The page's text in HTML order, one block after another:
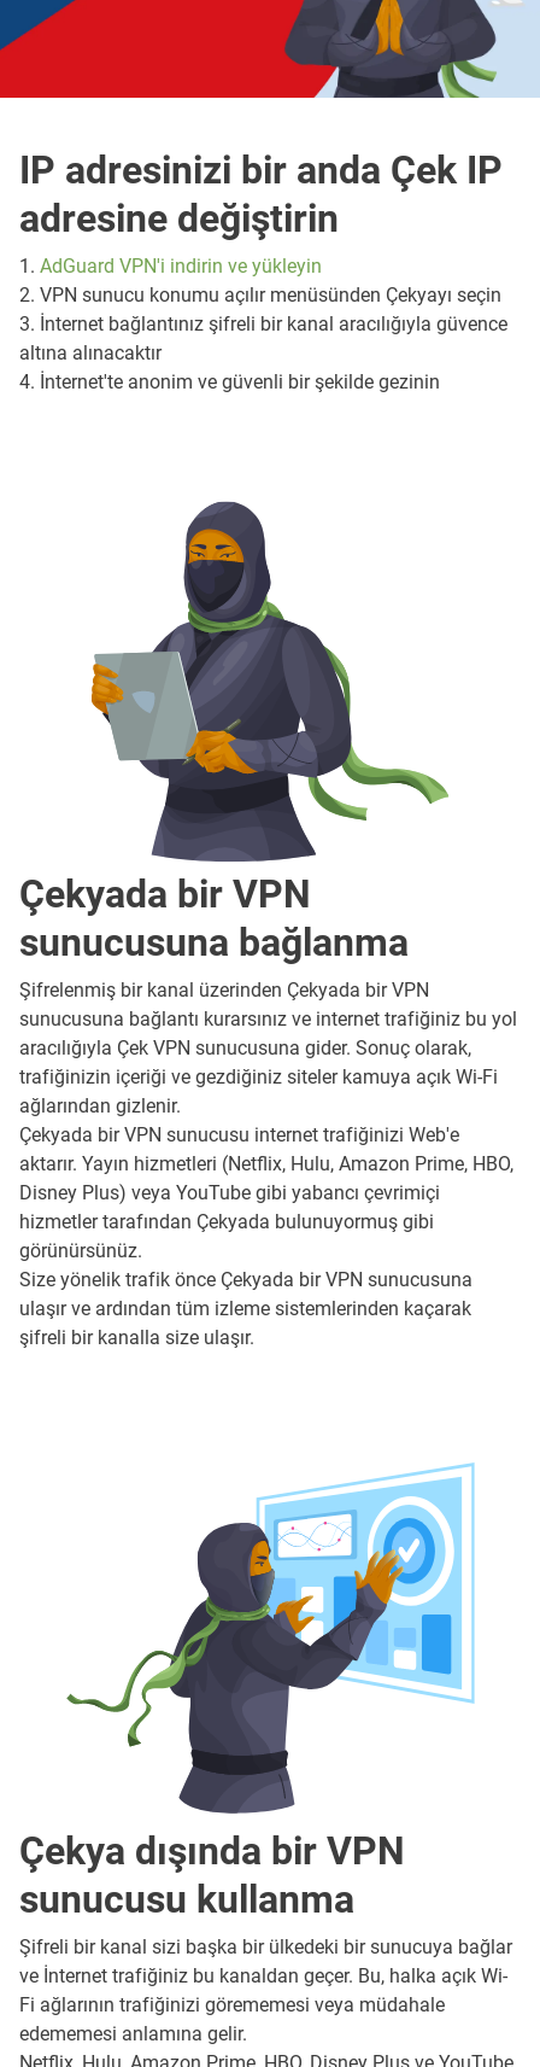
IP adresinizi bir anda Çek IP
adresine değiştirin
1. AdGuard VPN'i indirin ve yükleyin
2. VPN sunucu konumu açılır menüsünden Çekyayı seçin
3. İnternet bağlantınız şifreli bir kanal aracılığıyla güvence
altına alınacaktır
4. İnternet'te anonim ve güvenli bir şekilde gezinin
Çekyada bir VPN
sunucusuna bağlanma
Şifrelenmiş bir kanal üzerinden Çekyada bir VPN
sunucusuna bağlantı kurarsınız ve internet trafiğiniz bu yol
aracılığıyla Çek VPN sunucusuna gider. Sonuç olarak,
trafiğinizin içeriği ve gezdiğiniz siteler kamuya açık Wi-Fi
ağlarından gizlenir.
Çekyada bir VPN sunucusu internet trafiğinizi Web'e
aktarır. Yayın hizmetleri (Netflix, Hulu, Amazon Prime, HBO,
Disney Plus) veya YouTube gibi yabancı çevrimiçi
hizmetler tarafından Çekyada bulunuyormuş gibi
görünürsünüz.
Size yönelik trafik önce Çekyada bir VPN sunucusuna
ulaşır ve ardından tüm izleme sistemlerinden kaçarak
şifreli bir kanalla size ulaşır.
Çekya dışında bir VPN
sunucusu kullanma
Şifreli bir kanal sizi başka bir ülkedeki bir sunucuya bağlar
ve İnternet trafiğiniz bu kanaldan geçer. Bu, halka açık Wi-
Fi ağlarının trafiğinizi görememesi veya müdahale
edememesi anlamına gelir.